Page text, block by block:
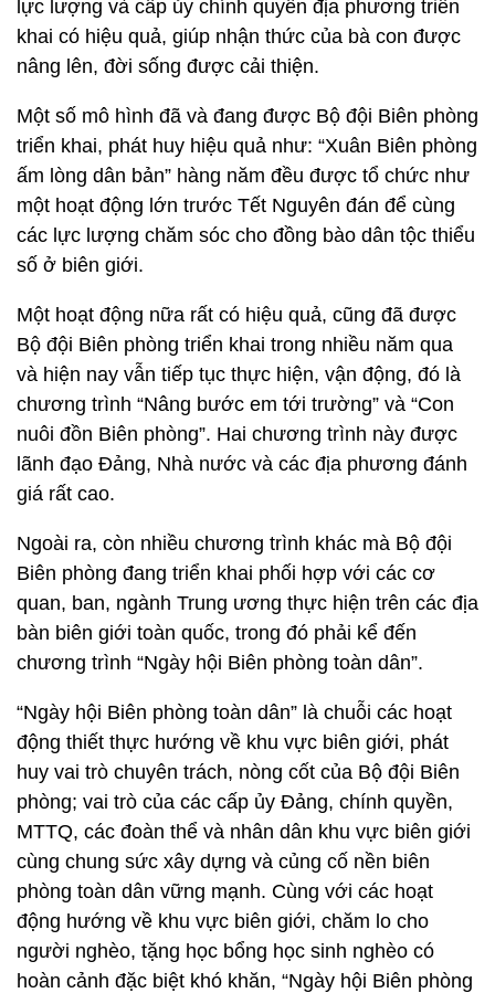
lực lượng và cấp ủy chính quyền địa phương triển
khai có hiệu quả, giúp nhận thức của bà con được
nâng lên, đời sống được cải thiện.
Một số mô hình đã và đang được Bộ đội Biên phòng
triển khai, phát huy hiệu quả như: “Xuân Biên phòng
ấm lòng dân bản” hàng năm đều được tổ chức như
một hoạt động lớn trước Tết Nguyên đán để cùng
các lực lượng chăm sóc cho đồng bào dân tộc thiểu
số ở biên giới.
Một hoạt động nữa rất có hiệu quả, cũng đã được
Bộ đội Biên phòng triển khai trong nhiều năm qua
và hiện nay vẫn tiếp tục thực hiện, vận động, đó là
chương trình “Nâng bước em tới trường” và “Con
nuôi đồn Biên phòng”. Hai chương trình này được
lãnh đạo Đảng, Nhà nước và các địa phương đánh
giá rất cao.
Ngoài ra, còn nhiều chương trình khác mà Bộ đội
Biên phòng đang triển khai phối hợp với các cơ
quan, ban, ngành Trung ương thực hiện trên các địa
bàn biên giới toàn quốc, trong đó phải kể đến
chương trình “Ngày hội Biên phòng toàn dân”.
“Ngày hội Biên phòng toàn dân” là chuỗi các hoạt
động thiết thực hướng về khu vực biên giới, phát
huy vai trò chuyên trách, nòng cốt của Bộ đội Biên
phòng; vai trò của các cấp ủy Đảng, chính quyền,
MTTQ, các đoàn thể và nhân dân khu vực biên giới
cùng chung sức xây dựng và củng cố nền biên
phòng toàn dân vững mạnh. Cùng với các hoạt
động hướng về khu vực biên giới, chăm lo cho
người nghèo, tặng học bổng học sinh nghèo có
hoàn cảnh đặc biệt khó khăn, “Ngày hội Biên phòng